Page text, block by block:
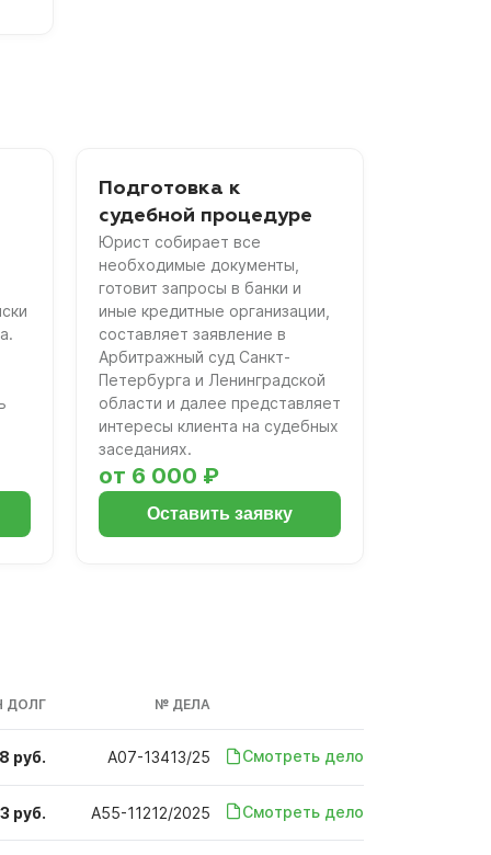
Подготовка к
судебной процедуре
Юрист собирает все
необходимые документы,
готовит запросы в банки и
иные кредитные организации,
составляет заявление в
Арбитражный суд Санкт-
Петербурга и Ленинградской
области и далее представляет
интересы клиента на судебных
заседаниях.
от 6 000 ₽
Оставить заявку
ДОЛГ № ДЕЛА
руб. А07-13413/25 Смотреть дело
руб. А55-11212/2025 Смотреть дело